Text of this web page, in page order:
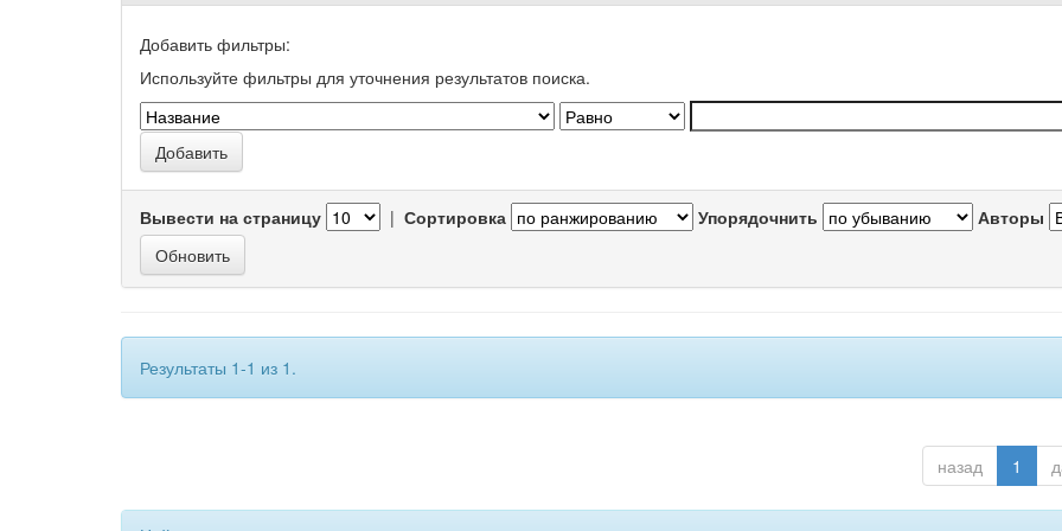
Добавить фильтры:
Используйте фильтры для уточнения результатов поиска.
Вывести на страницу | Сортировка Упорядочнить Авторы
Результаты 1-1 из 1.
назад 1